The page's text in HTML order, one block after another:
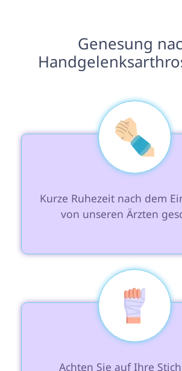
von unseren Ärzten
Achten Sie auf Ihre Stiche und